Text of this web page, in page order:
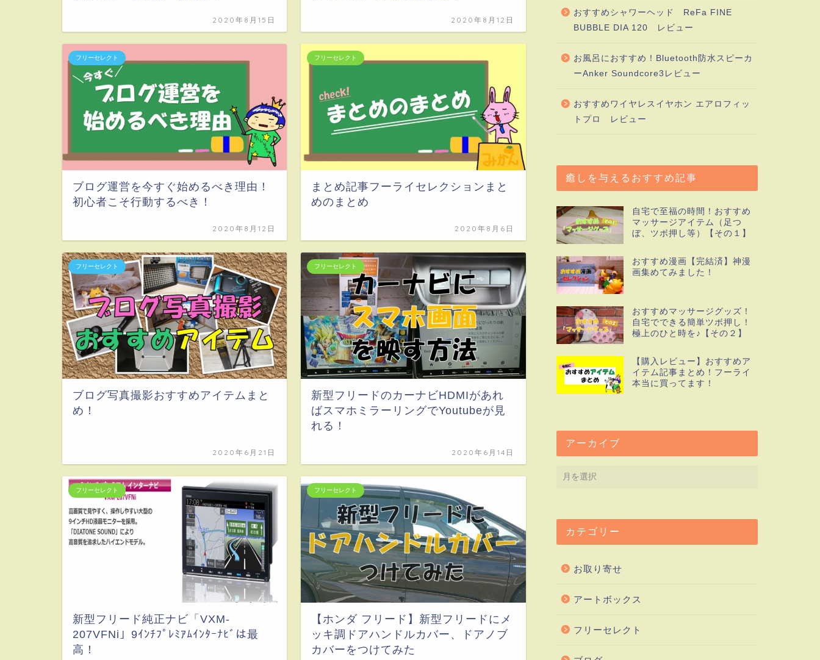
2020年8月15日 2020年8月12日
フリーセレクト
ブログ運営を今すぐ始めるべき理由！
初心者こそ行動するべき！
2020年8月12日
フリーセレクト
まとめ記事フーライセレクションまと
めのまとめ
2020年8月6日
フリーセレクト
ブログ写真撮影おすすめアイテムまと
め！
2020年6月21日
フリーセレクト
新型フリードのカーナビHDMIがあれ
ばスマホミラーリングでYoutubeが見
れる！
2020年6月14日
フリーセレクト
新型フリード純正ナビ「VXM-
207VFNi」9ｲﾝﾁﾌﾟﾚﾐｱﾑｲﾝﾀｰﾅﾋﾞは最
高！
フリーセレクト
【ホンダ フリード】新型フリードにメ
ッキ調ドアハンドルカバー、ドアノブ
カバーをつけてみた
おすすめシャワーヘッド ReFa FINE
BUBBLE DIA 120 レビュー
お風呂におすすめ！Bluetooth防水スピーカ
ーAnker Soundcore3レビュー
おすすめワイヤレスイヤホン エアロフィッ
トプロ レビュー
癒しを与えるおすすめ記事
自宅で至福の時間！おすすめ
マッサージアイテム（足つ
ぼ、ツボ押し等）【その１】
おすすめ漫画【完結済】神漫
画集めてみました！
おすすめマッサージグッズ！
自宅でできる簡単ツボ押し！
極上のひと時を♪【その２】
【購入レビュー】おすすめア
イテム記事まとめ！フーライ
本当に買ってます！
アーカイブ
カテゴリー
お取り寄せ
アートボックス
フリーセレクト